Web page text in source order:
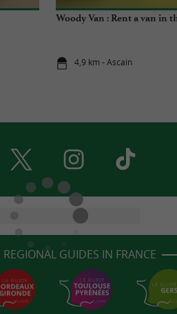
Woody Van : Rent a van in
4,9 km - Ascain
GUIDES IN FRANCE